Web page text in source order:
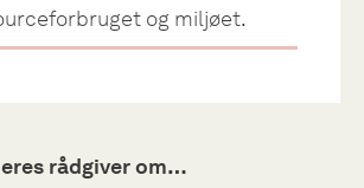
og miljøet.
rådgiver om…